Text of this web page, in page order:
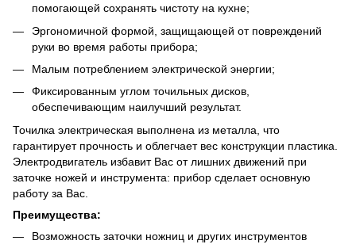
помогающей сохранять чистоту на кухне;
Эргономичной формой, защищающей от повреждений
руки во время работы прибора;
Малым потреблением электрической энергии;
Фиксированным углом точильных дисков,
обеспечивающим наилучший результат.
Точилка электрическая выполнена из металла, что
гарантирует прочность и облегчает вес конструкции пластика.
Электродвигатель избавит Вас от лишних движений при
заточке ножей и инструмента: прибор сделает основную
работу за Вас.
Преимущества:
Возможность заточки ножниц и других инструментов